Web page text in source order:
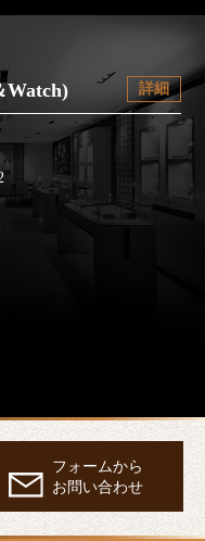
Watch) 詳細
フォームから
お問い合わせ